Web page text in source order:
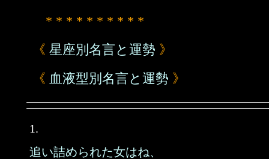
* * * * * * * * * *
《 星座別名言と運勢 》
《 血液型別名言と運勢 》
1.
追い詰められた女はね、